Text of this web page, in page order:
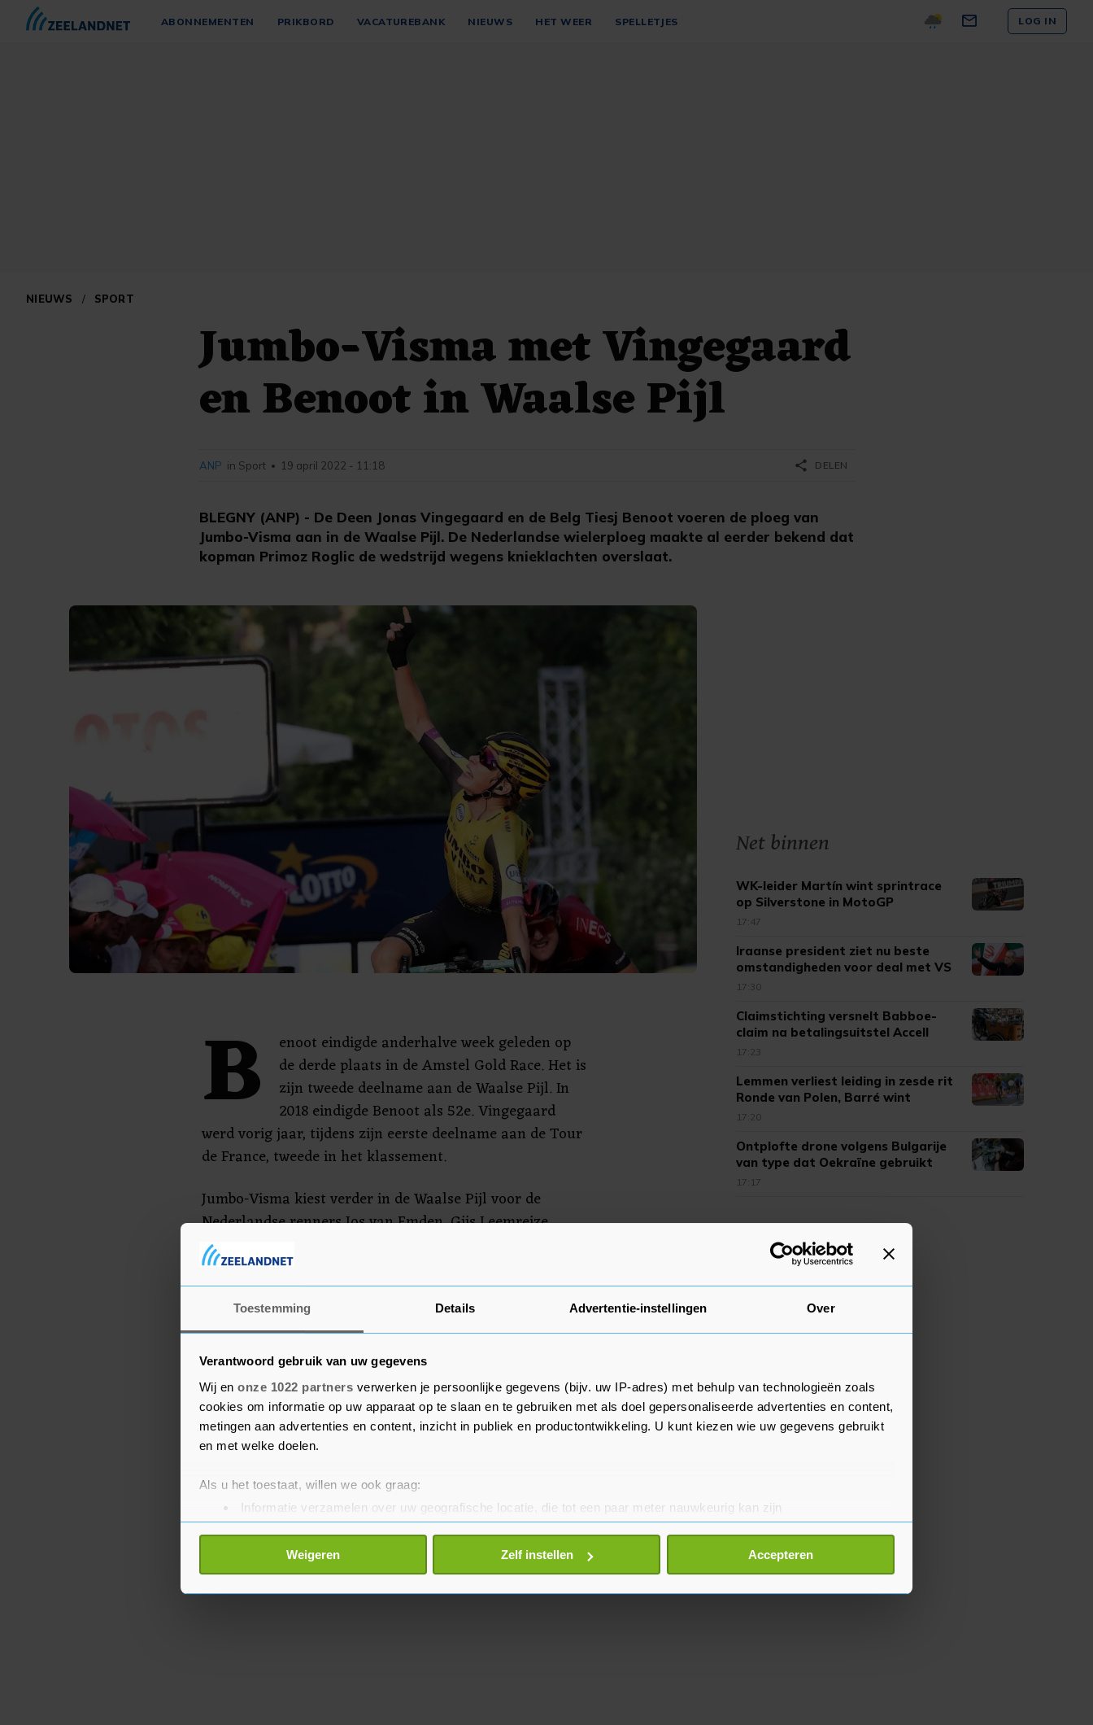
Toestemming Details Advertentie-instellingen Over
Verantwoord gebruik van uw gegevens
Wij en onze 1022 partners verwerken je persoonlijke gegevens (bijv. uw IP-adres) met behulp van technologieën zoals
cookies om informatie op uw apparaat op te slaan en te gebruiken met als doel gepersonaliseerde advertenties en content,
metingen aan advertenties en content, inzicht in publiek en productontwikkeling. U kunt kiezen wie uw gegevens gebruikt
en met welke doelen.
Als u het toestaat, willen we ook graag:
Informatie verzamelen over uw geografische locatie, die tot een paar meter nauwkeurig kan zijn
Uw apparaat identificeren door het actief te scannen op specifieke eigenschappen (fingerprinting)
Lees meer over hoe uw persoonlijke gegevens worden verwerkt en stel uw voorkeuren in het
detailgedeelte
toestemming op elk moment wijzigen of intrekken in de Cookieverklaring.
Weigeren Zelf instellen Accepteren
ABONNEMENTEN PRIKBORD VACATUREBANK NIEUWS HET WEER SPELLETJES LOG IN
NIEUWS / SPORT
Jumbo-Visma met Vingegaard
en Benoot in Waalse Pijl
BLEGNY (ANP) - De Deen Jonas Vingegaard en de Belg Tiesj Benoot voeren de ploeg van
Jumbo-Visma aan in de Waalse Pijl. De Nederlandse wielerploeg maakte al eerder bekend dat
kopman Primoz Roglic de wedstrijd wegens knieklachten overslaat.
ANP in Sport • 19 april 2022 - 11:18 share DELEN
B
enoot eindigde anderhalve week geleden op
de derde plaats in de Amstel Gold Race. Het is
zijn tweede deelname aan de Waalse Pijl. In
2018 eindigde Benoot als 52e. Vingegaard
werd vorig jaar, tijdens zijn eerste deelname aan de Tour
de France, tweede in het klassement.
Jumbo-Visma kiest verder in de Waalse Pijl voor de
Nederlandse renners Jos van Emden, Gijs Leemreize,
Pascal Eenkhoorn en Robert Gesink en de Duitser Michel
Hessmann.
De renners leggen woensdag 202,1 kilometer af tussen
Blégny en de Muur van Hoei.
Net binnen
WK-leider Martín wint sprintrace
op Silverstone in MotoGP
17:47
Iraanse president ziet nu beste
omstandigheden voor deal met VS
17:30
Claimstichting versnelt Babboe-
claim na betalingsuitstel Accell
17:23
Lemmen verliest leiding in zesde rit
Ronde van Polen, Barré wint
17:20
Ontplofte drone volgens Bulgarije
van type dat Oekraïne gebruikt
17:17